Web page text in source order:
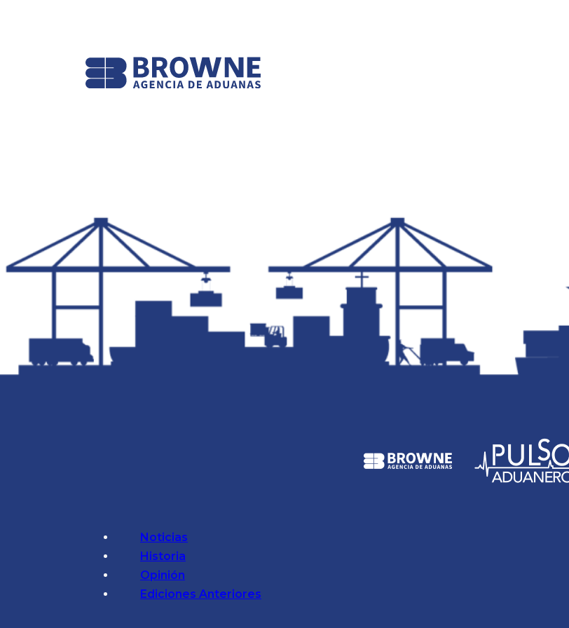
Noticias
Historia
Opinión
Ediciones Anteriores